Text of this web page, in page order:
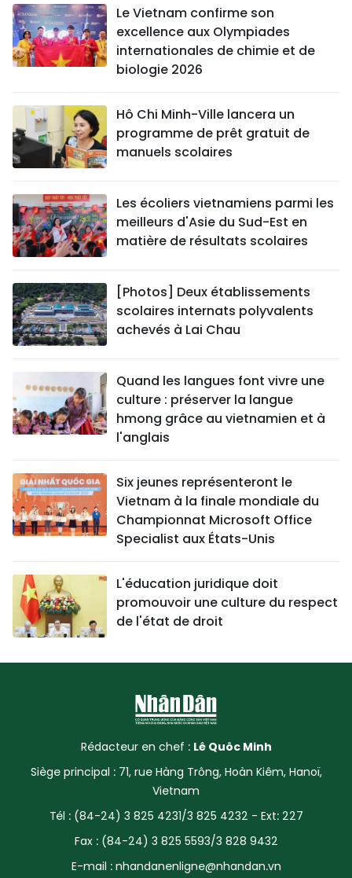
Le Vietnam confirme son
excellence aux Olympiades
internationales de chimie et de
biologie 2026
Hô Chi Minh-Ville lancera un
programme de prêt gratuit de
manuels scolaires
Les écoliers vietnamiens parmi les
meilleurs d'Asie du Sud-Est en
matière de résultats scolaires
[Photos] Deux établissements
scolaires internats polyvalents
achevés à Lai Chau
Quand les langues font vivre une
culture : préserver la langue
hmong grâce au vietnamien et à
l'anglais
Six jeunes représenteront le
Vietnam à la finale mondiale du
Championnat Microsoft Office
Specialist aux États-Unis
L'éducation juridique doit
promouvoir une culture du respect
de l'état de droit
Rédacteur en chef : Lê Quôc Minh
Siège principal : 71, rue Hàng Trông, Hoàn Kiêm, Hanoï,
Vietnam
Tél : (84-24) 3 825 4231/3 825 4232 - Ext: 227
Fax : (84-24) 3 825 5593/3 828 9432
E-mail : nhandanenligne@nhandan.vn